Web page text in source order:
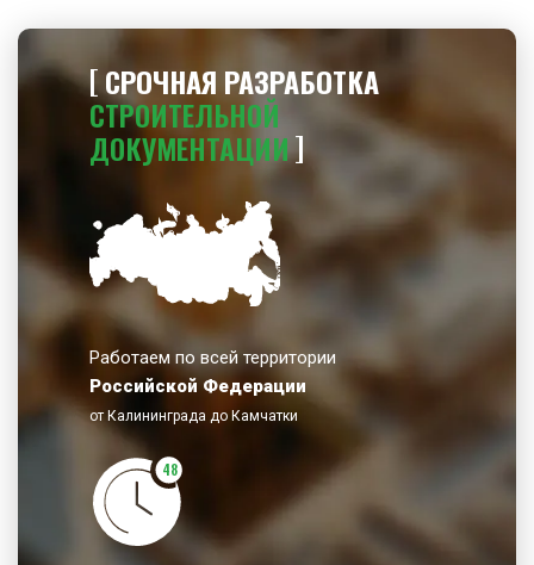
СРОЧНАЯ РАЗРАБОТКА
СТРОИТЕЛЬНОЙ
ДОКУМЕНТАЦИИ
Работаем по всей территории
Российской Федерации
от Калининграда до Камчатки
48